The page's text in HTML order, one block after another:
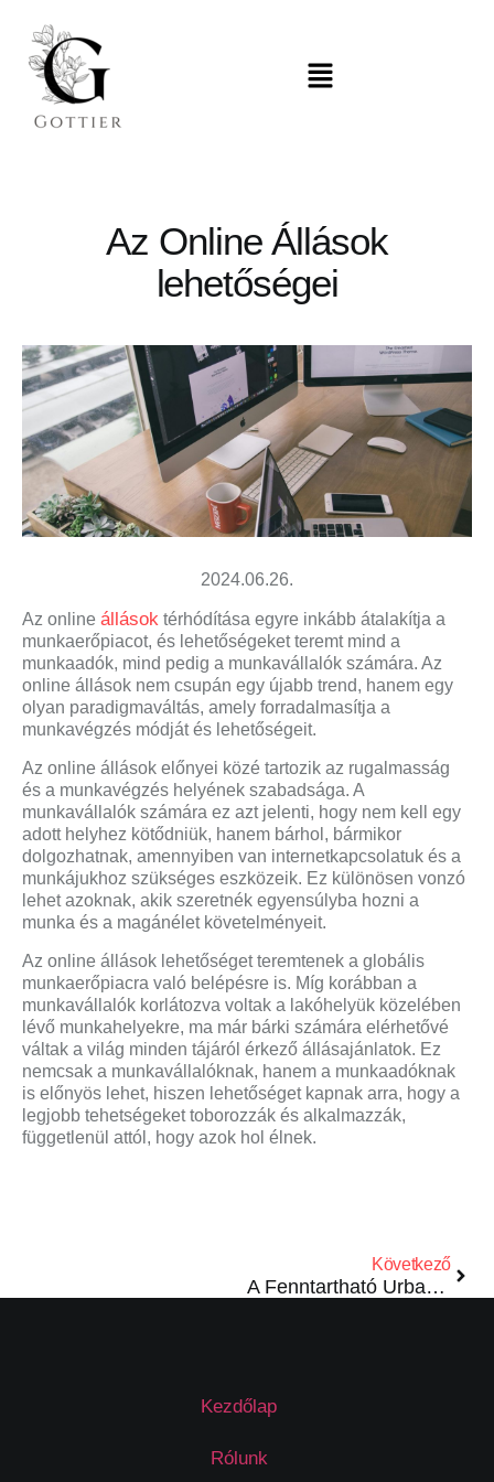
Az Online Állások
lehetőségei
2024.06.26.
Az online állások térhódítása egyre inkább átalakítja a
munkaerőpiacot, és lehetőségeket teremt mind a
munkaadók, mind pedig a munkavállalók számára. Az
online állások nem csupán egy újabb trend, hanem egy
olyan paradigmaváltás, amely forradalmasítja a
munkavégzés módját és lehetőségeit.
Az online állások előnyei közé tartozik az rugalmasság
és a munkavégzés helyének szabadsága. A
munkavállalók számára ez azt jelenti, hogy nem kell egy
adott helyhez kötődniük, hanem bárhol, bármikor
dolgozhatnak, amennyiben van internetkapcsolatuk és a
munkájukhoz szükséges eszközeik. Ez különösen vonzó
lehet azoknak, akik szeretnék egyensúlyba hozni a
munka és a magánélet követelményeit.
Az online állások lehetőséget teremtenek a globális
munkaerőpiacra való belépésre is. Míg korábban a
munkavállalók korlátozva voltak a lakóhelyük közelében
lévő munkahelyekre, ma már bárki számára elérhetővé
váltak a világ minden tájáról érkező állásajánlatok. Ez
nemcsak a munkavállalóknak, hanem a munkaadóknak
is előnyös lehet, hiszen lehetőséget kapnak arra, hogy a
legjobb tehetségeket toborozzák és alkalmazzák,
függetlenül attól, hogy azok hol élnek.
Következő
A Fenntartható Urbanizáció: A Jövő Városainak Kihívásai és Lehetőségei
Kezdőlap
Rólunk